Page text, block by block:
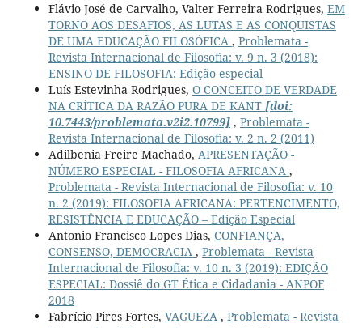
Flávio José de Carvalho, Valter Ferreira Rodrigues, EM
TORNO AOS DESAFIOS, AS LUTAS E AS CONQUISTAS
DE UMA EDUCAÇÃO FILOSÓFICA , Problemata -
Revista Internacional de Filosofia: v. 9 n. 3 (2018):
ENSINO DE FILOSOFIA: Edição especial
Luís Estevinha Rodrigues, O CONCEITO DE VERDADE
NA CRÍTICA DA RAZÃO PURA DE KANT [doi:
10.7443/problemata.v2i2.10799], Problemata -
Revista Internacional de Filosofia: v. 2 n. 2 (2011)
Adilbenia Freire Machado, APRESENTAÇÃO -
NÚMERO ESPECIAL - FILOSOFIA AFRICANA ,
Problemata - Revista Internacional de Filosofia: v. 10
n. 2 (2019): FILOSOFIA AFRICANA: PERTENCIMENTO,
RESISTÊNCIA E EDUCAÇÃO – Edição Especial
Antonio Francisco Lopes Dias, CONFIANÇA,
CONSENSO, DEMOCRACIA , Problemata - Revista
Internacional de Filosofia: v. 10 n. 3 (2019): EDIÇÃO
ESPECIAL: Dossiê do GT Ética e Cidadania - ANPOF
2018
Fabrício Pires Fortes, VAGUEZA , Problemata - Revista